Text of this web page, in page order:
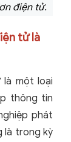
điện tử.
tử là
là một loại
thông tin
phát
là trong kỳ